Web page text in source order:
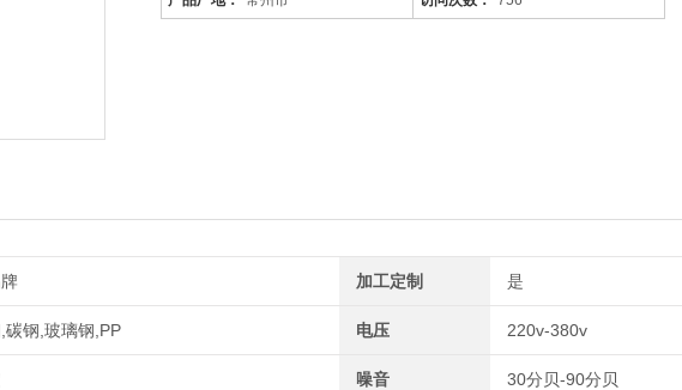
体电离，粉尘等颗粒和点后在电场力作用下移动并沉积在集尘阳极表面
加工定制 是
碳钢,玻璃钢,PP 电压 220v-380v
噪音 30分贝-90分贝